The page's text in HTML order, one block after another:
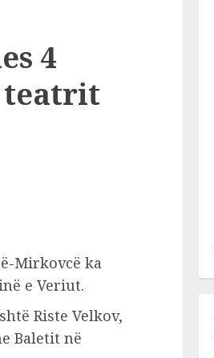
4
teatrit
Mirkovcë ka
e Veriut.
Riste Velkov,
Baletit në